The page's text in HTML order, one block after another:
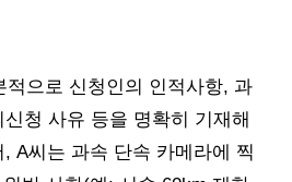
적으로 신청인의 인적사항, 과
청 사유 등을 명확히 기재해
A씨는 과속 단속 카메라에 찍